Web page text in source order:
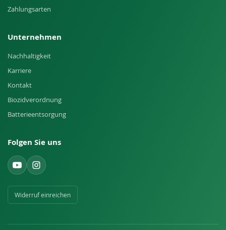
Zahlungsarten
Unternehmen
Nachhaltigkeit
Karriere
Kontakt
Biozidverordnung
Batterieentsorgung
Folgen Sie uns
Widerruf einreichen